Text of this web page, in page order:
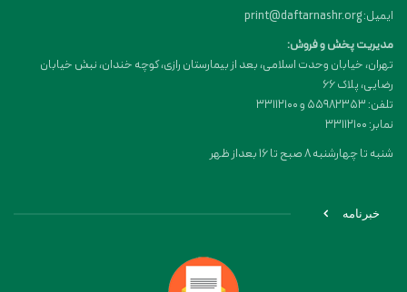
ایمیل: print@daftarnashr.org
مدیریت پخش و فروش:
تهران، خیابان وحدت اسلامی، بعد از بیمارستان رازی، کوچه خندان، نبش خیابان
رضایی، پلاک ۶۶
تلفن: 55982353 و 33112100
نمابر: 33112100
شنبه تا چهارشنبه 8 صبح تا 16 بعداز ظهر
خبرنامه